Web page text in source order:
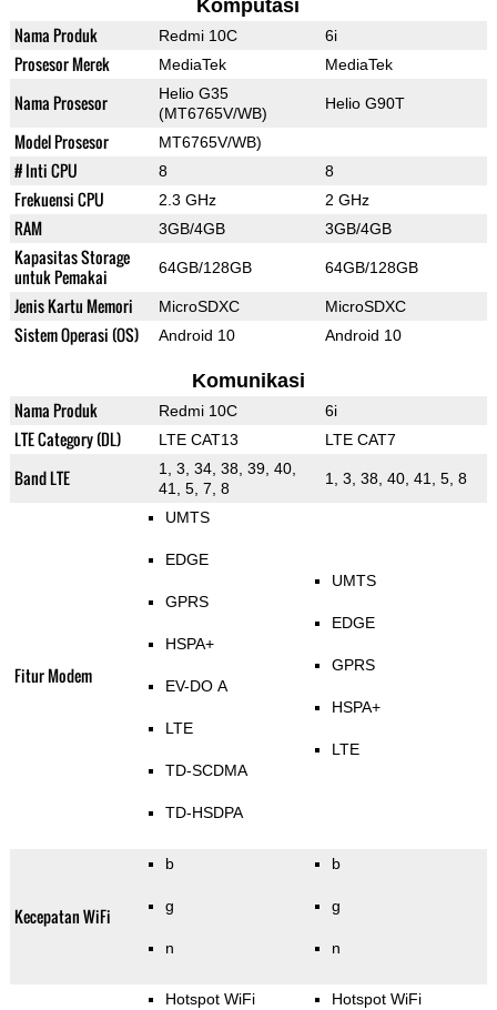
Komputasi
Nama Produk Redmi 10C 6i
Prosesor Merek MediaTek MediaTek
Nama Prosesor
Helio G35
(MT6765V/WB)
Helio G90T
Model Prosesor MT6765V/WB)
# Inti CPU 8 8
Frekuensi CPU 2.3 GHz 2 GHz
RAM 3GB/4GB 3GB/4GB
Kapasitas Storage
untuk Pemakai
64GB/128GB 64GB/128GB
Jenis Kartu Memori MicroSDXC MicroSDXC
Sistem Operasi (OS) Android 10 Android 10
Komunikasi
Nama Produk Redmi 10C 6i
LTE Category (DL) LTE CAT13 LTE CAT7
Band LTE
1, 3, 34, 38, 39, 40,
41, 5, 7, 8
1, 3, 38, 40, 41, 5, 8
Fitur Modem
UMTS
EDGE
GPRS
HSPA+
EV-DO A
LTE
TD-SCDMA
TD-HSDPA
UMTS
EDGE
GPRS
HSPA+
LTE
Kecepatan WiFi
b
g
n
b
g
n
Hotspot WiFi Hotspot WiFi